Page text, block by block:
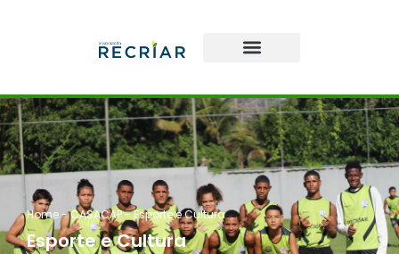
Home-CASACAP-Esporte e Cultura
Esporte e Cultura